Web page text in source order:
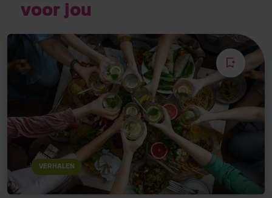
voor jou
VERHALEN